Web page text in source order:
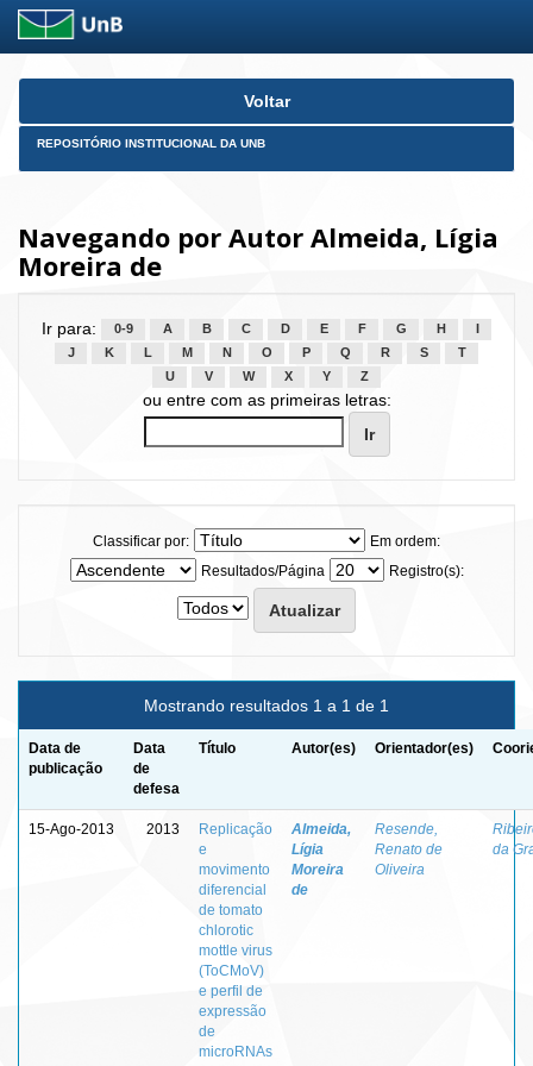
Skip
Voltar
REPOSITÓRIO INSTITUCIONAL DA UNB
Navegando por Autor Almeida, Lígia
Moreira de
Ir para: 0-9 A B C D E F G H
J
K L M N O P Q R S
T
U
V W X Y Z
ou entre com as primeiras letras:
Classificar por:
Em ordem:
Resultados/Página
Registro(s):
Mostrando resultados 1 a 1 de 1
Data de
publicação
Data
de
defesa
Título Autor(es) Orientador(es)
15-Ago-2013 2013
Replicação
e
movimento
diferencial
de tomato
chlorotic
mottle virus
(ToCMoV)
e perfil de
expressão
de
microRNAs
Almeida,
Lígia
Moreira
de
Resende,
Renato de
Oliveira
da